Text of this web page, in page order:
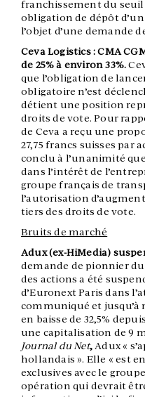
franchissement du seuil
obligation de dépôt
l’objet d’une demande
Ceva Logistics : CMA
de 25% à environ 33%.
que l’obligation de
obligatoire n’est
détient une position
droits de vote. Pour
de Ceva a reçu une
27,75 francs suisses par
conclu à l’unanimité
dans l’intérêt de
groupe français de
l’autorisation
tiers des droits de vote.
Bruits de marché
Adux (ex-HiMedia)
demande de pionnier
des actions a été
d’Euronext Paris dans
communiqué et jusqu’à
en baisse de 32,5%
une capitalisation de 9
Journal du Net, Adux «
hollandais ». Elle « est
exclusives avec le
opération qui devrait